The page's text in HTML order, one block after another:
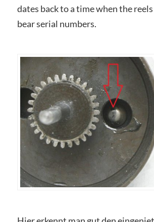
dates back to a time when the
bear serial numbers.